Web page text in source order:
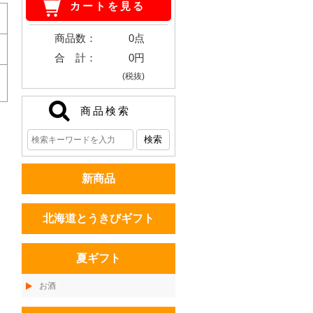
カートを見る
商品数：
0点
合 計：
0円
(税抜)
商品検索
新商品
北海道とうきびギフト
夏ギフト
お酒